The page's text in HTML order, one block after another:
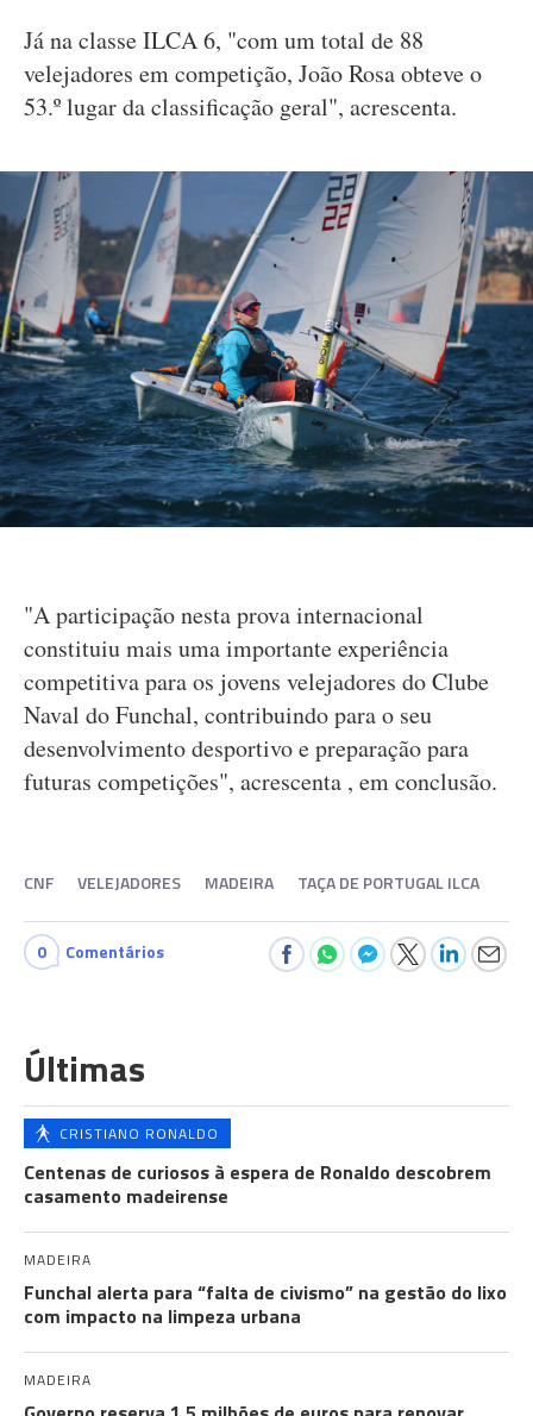
Já na classe ILCA 6, "com um total de 88
velejadores em competição, João Rosa obteve o
53.º lugar da classificação geral", acrescenta.
"A participação nesta prova internacional
constituiu mais uma importante experiência
competitiva para os jovens velejadores do Clube
Naval do Funchal, contribuindo para o seu
desenvolvimento desportivo e preparação para
futuras competições", acrescenta , em conclusão.
CNF VELEJADORES MADEIRA TAÇA DE PORTUGAL ILCA
0 Comentários
Últimas
CRISTIANO RONALDO
Centenas de curiosos à espera de Ronaldo descobrem
casamento madeirense
MADEIRA
Funchal alerta para “falta de civismo” na gestão do lixo
com impacto na limpeza urbana
MADEIRA